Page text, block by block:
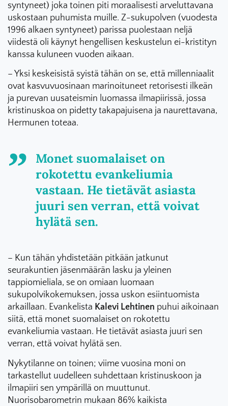
syntyneet) joka toinen piti moraalisesti arveluttavana
uskostaan puhumista muille. Z-sukupolven (vuodesta
1996 alkaen syntyneet) parissa puolestaan neljä
viidestä oli käynyt hengellisen keskustelun ei-kristityn
kanssa kuluneen vuoden aikaan.
– Yksi keskeisistä syistä tähän on se, että millenniaalit
ovat kasvuvuosinaan marinoituneet retorisesti ilkeän
ja purevan uusateismin luomassa ilmapiirissä, jossa
kristinuskoa on pidetty takapajuisena ja naurettavana,
Hermunen toteaa.
Monet suomalaiset on
rokotettu evankeliumia
vastaan. He tietävät asiasta
juuri sen verran, että voivat
hylätä sen.
– Kun tähän yhdistetään pitkään jatkunut
seurakuntien jäsenmäärän lasku ja yleinen
tappiomieliala, se on omiaan luomaan
sukupolvikokemuksen, jossa uskon esiintuomista
arkaillaan. Evankelista Kalevi Lehtinen puhui aikoinaan
siitä, että monet suomalaiset on rokotettu
evankeliumia vastaan. He tietävät asiasta juuri sen
verran, että voivat hylätä sen.
Nykytilanne on toinen; viime vuosina moni on
tarkastellut uudelleen suhdettaan kristinuskoon ja
ilmapiiri sen ympärillä on muuttunut.
Nuorisobarometrin mukaan 86% kaikista